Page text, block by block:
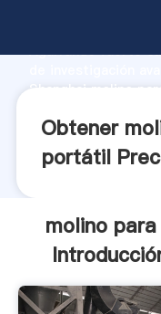
Agarrando fuerte
Shanghai molino
Obtener
portátil
molino